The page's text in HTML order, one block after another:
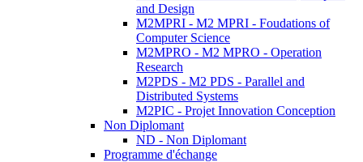
and Design
M2MPRI - M2 MPRI - Foudations of
Computer Science
M2MPRO - M2 MPRO - Operation
Research
M2PDS - M2 PDS - Parallel and
Distributed Systems
M2PIC - Projet Innovation Conception
Non Diplomant
ND - Non Diplomant
Programme d'échange